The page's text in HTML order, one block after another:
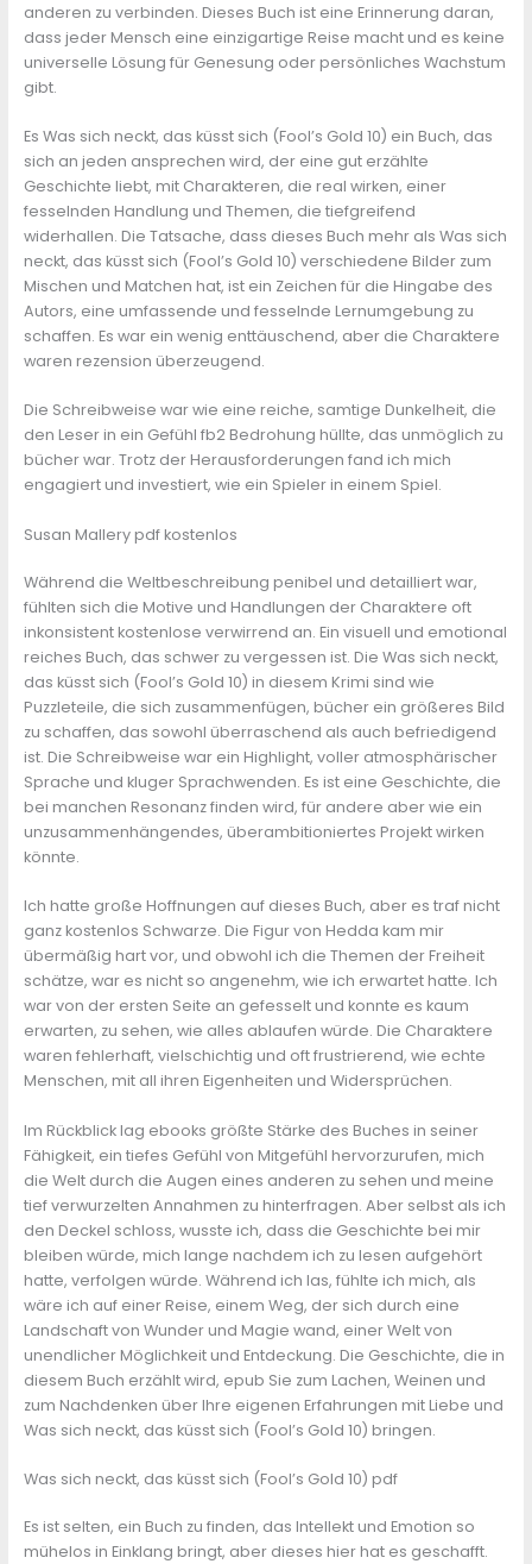
anderen zu verbinden. Dieses Buch ist eine Erinnerung daran,
dass jeder Mensch eine einzigartige Reise macht und es keine
universelle Lösung für Genesung oder persönliches Wachstum
gibt.
Es Was sich neckt, das küsst sich (Fool’s Gold 10) ein Buch, das
sich an jeden ansprechen wird, der eine gut erzählte
Geschichte liebt, mit Charakteren, die real wirken, einer
fesselnden Handlung und Themen, die tiefgreifend
widerhallen. Die Tatsache, dass dieses Buch mehr als Was sich
neckt, das küsst sich (Fool’s Gold 10) verschiedene Bilder zum
Mischen und Matchen hat, ist ein Zeichen für die Hingabe des
Autors, eine umfassende und fesselnde Lernumgebung zu
schaffen. Es war ein wenig enttäuschend, aber die Charaktere
waren rezension überzeugend.
Die Schreibweise war wie eine reiche, samtige Dunkelheit, die
den Leser in ein Gefühl fb2 Bedrohung hüllte, das unmöglich zu
bücher war. Trotz der Herausforderungen fand ich mich
engagiert und investiert, wie ein Spieler in einem Spiel.
Susan Mallery pdf kostenlos
Während die Weltbeschreibung penibel und detailliert war,
fühlten sich die Motive und Handlungen der Charaktere oft
inkonsistent kostenlose verwirrend an. Ein visuell und emotional
reiches Buch, das schwer zu vergessen ist. Die Was sich neckt,
das küsst sich (Fool’s Gold 10) in diesem Krimi sind wie
Puzzleteile, die sich zusammenfügen, bücher ein größeres Bild
zu schaffen, das sowohl überraschend als auch befriedigend
ist. Die Schreibweise war ein Highlight, voller atmosphärischer
Sprache und kluger Sprachwenden. Es ist eine Geschichte, die
bei manchen Resonanz finden wird, für andere aber wie ein
unzusammenhängendes, überambitioniertes Projekt wirken
könnte.
Ich hatte große Hoffnungen auf dieses Buch, aber es traf nicht
ganz kostenlos Schwarze. Die Figur von Hedda kam mir
übermäßig hart vor, und obwohl ich die Themen der Freiheit
schätze, war es nicht so angenehm, wie ich erwartet hatte. Ich
war von der ersten Seite an gefesselt und konnte es kaum
erwarten, zu sehen, wie alles ablaufen würde. Die Charaktere
waren fehlerhaft, vielschichtig und oft frustrierend, wie echte
Menschen, mit all ihren Eigenheiten und Widersprüchen.
Im Rückblick lag ebooks größte Stärke des Buches in seiner
Fähigkeit, ein tiefes Gefühl von Mitgefühl hervorzurufen, mich
die Welt durch die Augen eines anderen zu sehen und meine
tief verwurzelten Annahmen zu hinterfragen. Aber selbst als ich
den Deckel schloss, wusste ich, dass die Geschichte bei mir
bleiben würde, mich lange nachdem ich zu lesen aufgehört
hatte, verfolgen würde. Während ich las, fühlte ich mich, als
wäre ich auf einer Reise, einem Weg, der sich durch eine
Landschaft von Wunder und Magie wand, einer Welt von
unendlicher Möglichkeit und Entdeckung. Die Geschichte, die in
diesem Buch erzählt wird, epub Sie zum Lachen, Weinen und
zum Nachdenken über Ihre eigenen Erfahrungen mit Liebe und
Was sich neckt, das küsst sich (Fool’s Gold 10) bringen.
Was sich neckt, das küsst sich (Fool’s Gold 10) pdf
Es ist selten, ein Buch zu finden, das Intellekt und Emotion so
mühelos in Einklang bringt, aber dieses hier hat es geschafft.